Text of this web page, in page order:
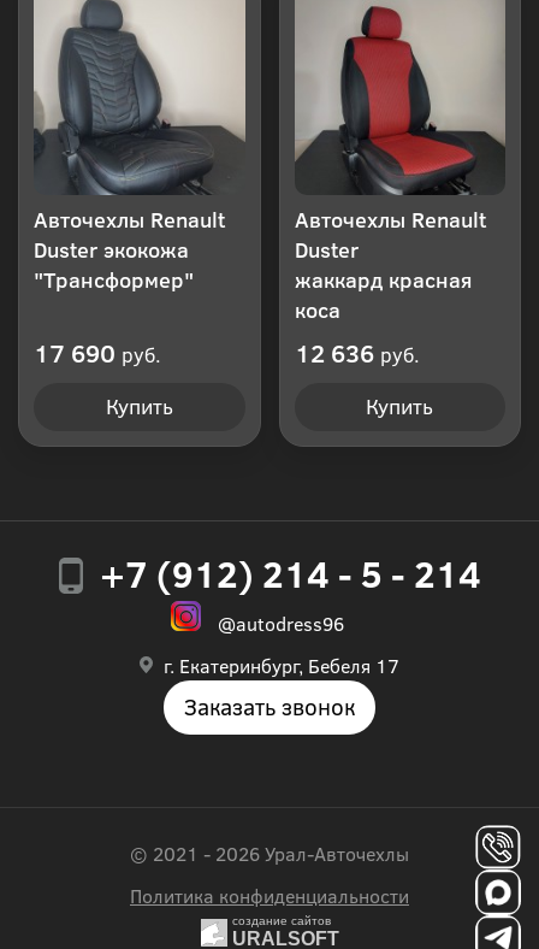
Авточехлы Renault
Duster экокожа
"Трансформер"
17 690 руб.
Купить
Авточехлы Renault
Duster
жаккард красная
коса
12 636 руб.
Купить
+7 (912) 214 - 5 - 214
@autodress96
г. Екатеринбург, Бебеля 17
Заказать звонок
© 2021 - 2026 Урал-Авточехлы
Политика конфиденциальности
создание сайтов
URALSOFT